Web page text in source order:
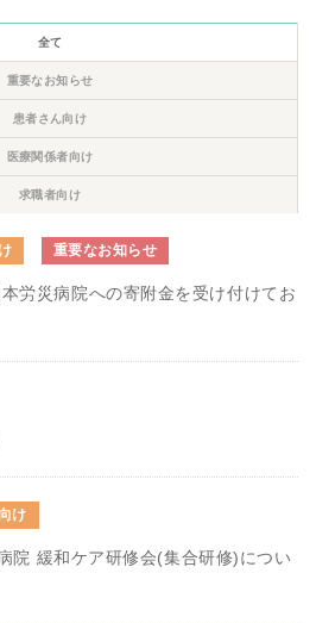
全て
重要なお知らせ
患者さん向け
医療関係者向け
求職者向け
重要なお知らせ
労災病院への寄附金を受け付けてお
け
院 緩和ケア研修会(集合研修)につい